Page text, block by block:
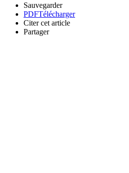
Sauvegarder
PDFTélécharger
Citer cet article
Partager